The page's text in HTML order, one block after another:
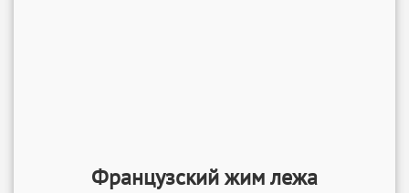
Французский жим лежа